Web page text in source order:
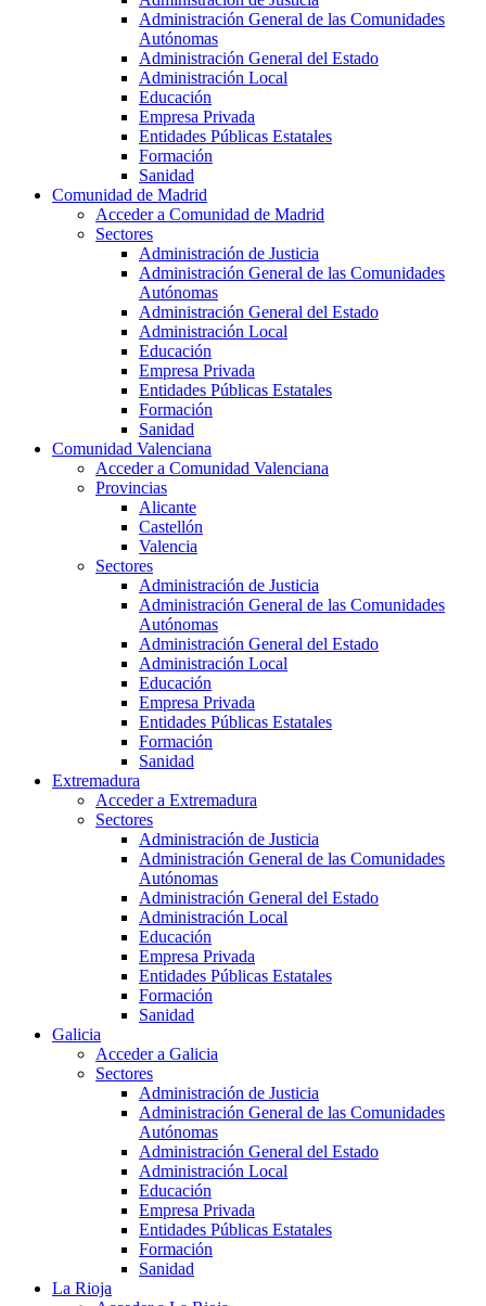
Administración General de las Comunidades
Autónomas
Administración General del Estado
Administración Local
Educación
Empresa Privada
Entidades Públicas Estatales
Formación
Sanidad
Comunidad de Madrid
Acceder a Comunidad de Madrid
Sectores
Administración de Justicia
Administración General de las Comunidades
Autónomas
Administración General del Estado
Administración Local
Educación
Empresa Privada
Entidades Públicas Estatales
Formación
Sanidad
Comunidad Valenciana
Acceder a Comunidad Valenciana
Provincias
Alicante
Castellón
Valencia
Sectores
Administración de Justicia
Administración General de las Comunidades
Autónomas
Administración General del Estado
Administración Local
Educación
Empresa Privada
Entidades Públicas Estatales
Formación
Sanidad
Extremadura
Acceder a Extremadura
Sectores
Administración de Justicia
Administración General de las Comunidades
Autónomas
Administración General del Estado
Administración Local
Educación
Empresa Privada
Entidades Públicas Estatales
Formación
Sanidad
Galicia
Acceder a Galicia
Sectores
Administración de Justicia
Administración General de las Comunidades
Autónomas
Administración General del Estado
Administración Local
Educación
Empresa Privada
Entidades Públicas Estatales
Formación
Sanidad
La Rioja